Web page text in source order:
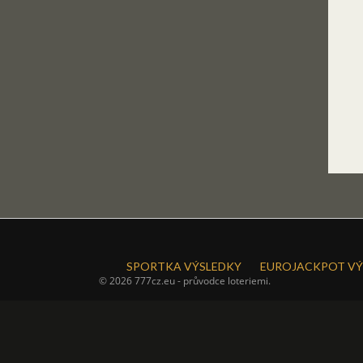
SPORTKA VÝSLEDKY EUROJACKPOT
© 2026 777cz.eu - průvodce loteriemi.